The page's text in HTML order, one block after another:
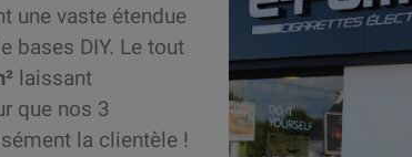
une vaste étendue
bases DIY. Le tout
laissant
que nos 3
la clientèle !